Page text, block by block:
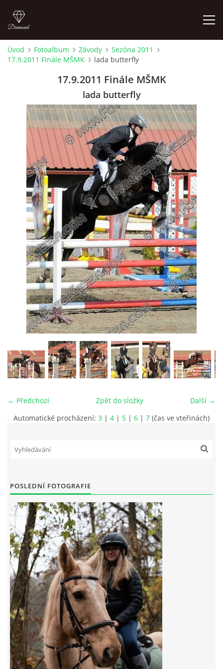
ÚVOD
KONTAKT
SLUŽBY
JEŽDĚNÍ PRO VEŘEJNOST
FOTOALBUM
VIDEA
ODKAZY
NOVÝ PŘEKÁŽKOVÝ MATERIÁL
CENÍK SLUŽEB
PŘISPĚVEK ČUS KARVINA -PODPORA SPORTU V
MORAVSKOSLEZSKÉM KRAJI
NÁHRADNÍ TERMÍN BRIGÁDY PRO TY KTEŘÍ SE
NEDOSTAVILI NA PODZIMNÍ BRIGÁDU
JARNÍ BRIGÁDA 20.5.2023
DNE 17.11.2023 KROUŽEK JEZDECTVÍ NENÍ
DĚKUJEME MĚSTU RYCHVALD ZA DOTACI V ROCE 2023
NABÍZÍME BRIGÁDU U NÁS VE STÁJI. PRO BLIŽŠÍ INFO
VOLEJTE 604265192
DĚKUJEME ZA PODPORU ČESKÉ UNIÍ SPORTU
JARNÍ BRIGÁDA 20.4 2024
Úvod Fotoalbum Závody
Sezóna 2011
17.9.2011 Finále MŠMK
lada butterfly
17.9.2011 Finále MŠMK
lada butterfly
← Předchozí Další →
Zpět do složky
Automatické procházení: 3 | 4 | 5 | 6 | 7 (čas ve vteřinách)
POSLEDNÍ FOTOGRAFIE